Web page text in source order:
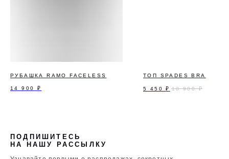
РУБАШКА RAMO FACELESS
14 900 ₽
ТОП SPADES BRA
5 450 ₽ 10 900 ₽
ПОДПИШИТЕСЬ
НА НАШУ РАССЫЛКУ